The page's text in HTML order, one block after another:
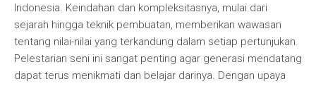
Indonesia. Keindahan dan kompleksitasnya, mulai dari
sejarah hingga teknik pembuatan, memberikan wawasan
tentang nilai-nilai yang terkandung dalam setiap pertunjukan.
Pelestarian seni ini sangat penting agar generasi mendatang
dapat terus menikmati dan belajar darinya. Dengan upaya